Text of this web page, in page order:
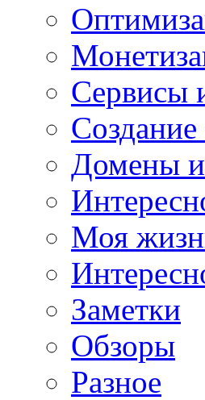
Сервисы
Создание
Домены и
Моя
Заметки
Обзоры
Разное